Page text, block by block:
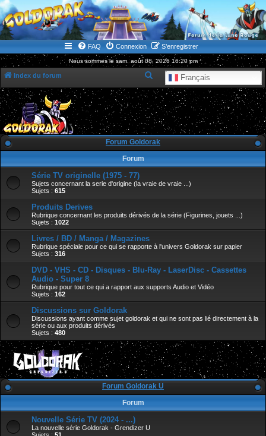
WWW.GOLDORAKGO.COM
le site de la Lune Rouge
FAQ Connexion S’enregistrer
Nous sommes le sam. août 08, 2026 16:20 pm
Index du forum Français
e
c
h
r
Forum Goldorak
Forum
Série TV originelle (1975 - 77)
Sujets concernant la serie d'origine (la vraie de vraie ...)
Sujets : 615
Produits Derives
Rubrique concernant les produits dérivés de la série (Figurines, jouets ...)
Sujets : 1022
Livres / BD / Manga / Magazines
Rubrique spéciale pour ce qui se rapporte à l'univers Goldorak sur papier
Sujets : 316
DVD - VHS - CD - Disques - Blu-Ray - LaserDisc - Cassettes
Audio - Super 8
Rubrique pour tout ce qui a rapport aux supports Audio et Vidéo
Sujets : 162
Discussions sur Goldorak
Discussions ayant comme sujet goldorak et qui ne sont pas lié directement à la
série ou aux produits dérivés
Sujets : 480
Forum Goldorak U
Forum
Nouvelle Série TV (2024 - ...)
La nouvelle série Goldorak - Grendizer U